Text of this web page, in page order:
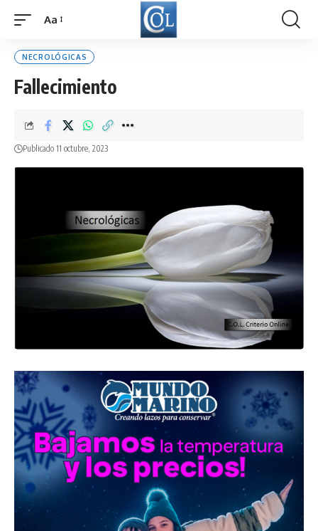
Font
Aa
NECROLÓGICAS
Fallecimiento
Publicado 11 octubre, 2023